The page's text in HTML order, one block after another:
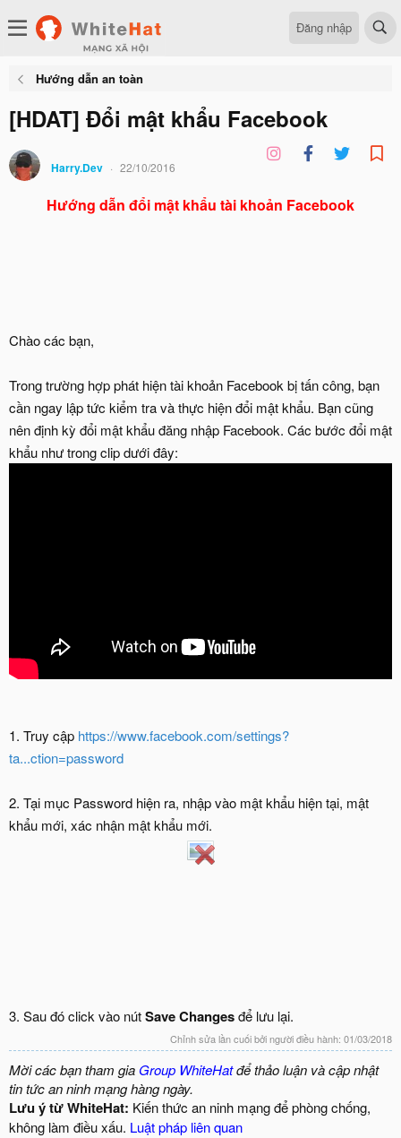
Đăng nhập
Hướng dẫn an toàn
[HDAT] Đổi mật khẩu Facebook
Harry.Dev 22/10/2016
Hướng dẫn đổi mật khẩu tài khoản Facebook
Chào các bạn,
Trong trường hợp phát hiện tài khoản Facebook bị tấn công, bạn
cần ngay lập tức kiểm tra và thực hiện đổi mật khẩu. Bạn cũng
nên định kỳ đổi mật khẩu đăng nhập Facebook. Các bước đổi mật
khẩu như trong clip dưới đây:
1. Truy cập https://www.facebook.com/settings?
ta...ction=password
2. Tại mục Password hiện ra, nhập vào mật khẩu hiện tại, mật
khẩu mới, xác nhận mật khẩu mới.
3. Sau đó click vào nútSave Changesđể lưu lại.
Chỉnh sửa lần cuối bởi người điều hành: 01/03/2018
Mời các bạn tham gia Group WhiteHatđể thảo luận và cập nhật
tin tức an ninh mạng hàng ngày.
Lưu ý từ WhiteHat: Kiến thức an ninh mạng để phòng chống,
không làm điều xấu. Luật pháp liên quan